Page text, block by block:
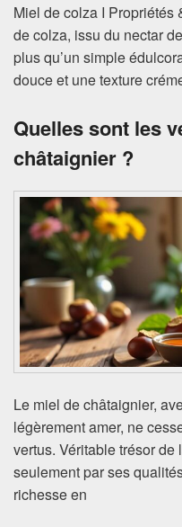
Miel de colza I Propriétés
de colza, issu du nectar
plus qu’un simple
douce et une texture
Quelles sont les
châtaignier ?
Le miel de châtaignier,
légèrement amer, ne
vertus. Véritable trésor
seulement par ses
richesse en